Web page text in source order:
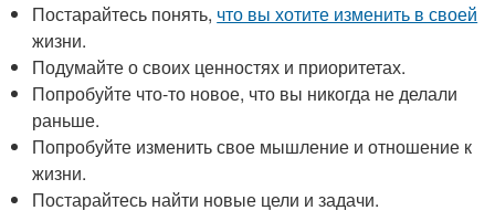
Постарайтесь понять, что вы хотите изменить в своей
жизни.
Подумайте о своих ценностях и приоритетах.
Попробуйте что-то новое, что вы никогда не делали
раньше.
Попробуйте изменить свое мышление и отношение к
жизни.
Постарайтесь найти новые цели и задачи.